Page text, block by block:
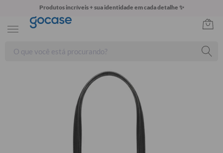
Produtos incríveis + sua identidade em cada detalhe ✨